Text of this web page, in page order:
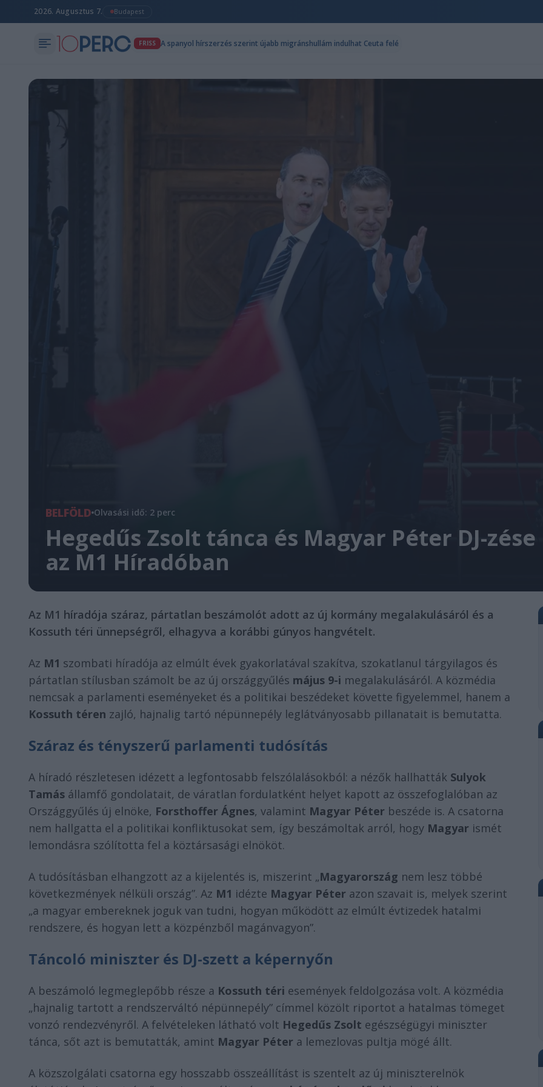
2026. Augusztus 7. Budapest
FRISS A spanyol hírszerzés szerint újabb migránshullám indulhat Ceuta felé
BELFÖLD Olvasási idő: 2 perc
Hegedűs Zsolt tánca és Magyar Péter DJ-
az M1 Híradóban
Az M1 híradója száraz, pártatlan beszámolót adott az új kormány megalakulásáról és a
Kossuth téri ünnepségről, elhagyva a korábbi gúnyos hangvételt.
Az M1 szombati híradója az elmúlt évek gyakorlatával szakítva, szokatlanul tárgyilagos és
pártatlan stílusban számolt be az új országgyűlés május 9-i megalakulásáról. A közmédia
nemcsak a parlamenti eseményeket és a politikai beszédeket követte figyelemmel, hanem a
Kossuth téren zajló, hajnalig tartó népünnepély leglátványosabb pillanatait is bemutatta.
Száraz és tényszerű parlamenti tudósítás
A híradó részletesen idézett a legfontosabb felszólalásokból: a nézők hallhatták Sulyok
Tamás államfő gondolatait, de váratlan fordulatként helyet kapott az összefoglalóban az
Országgyűlés új elnöke, Forsthoffer Ágnes, valamint Magyar Péter beszéde is. A csatorna
nem hallgatta el a politikai konfliktusokat sem, így beszámoltak arról, hogy Magyar ismét
lemondásra szólította fel a köztársasági elnököt.
A tudósításban elhangzott az a kijelentés is, miszerint „Magyarország nem lesz többé
következmények nélküli ország”. Az M1 idézte Magyar Péter azon szavait is, melyek szerint
„a magyar embereknek joguk van tudni, hogyan működött az elmúlt évtizedek hatalmi
rendszere, és hogyan lett a közpénzből magánvagyon”.
Táncoló miniszter és DJ-szett a képernyőn
A beszámoló legmeglepőbb része a Kossuth téri események feldolgozása volt. A közmédia
„hajnalig tartott a rendszerváltó népünnepély” címmel közölt riportot a hatalmas tömeget
vonzó rendezvényről. A felvételeken látható volt Hegedűs Zsolt egészségügyi miniszter
tánca, sőt azt is bemutatták, amint Magyar Péter a lemezlovas pultja mögé állt.
A közszolgálati csatorna egy hosszabb összeállítást is szentelt az új miniszterelnök